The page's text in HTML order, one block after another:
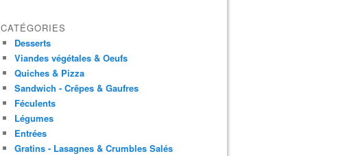
CATÉGORIES
Desserts
Viandes végétales & Oeufs
Quiches & Pizza
Sandwich - Crêpes & Gaufres
Féculents
Légumes
Entrées
Gratins - Lasagnes & Crumbles Salés